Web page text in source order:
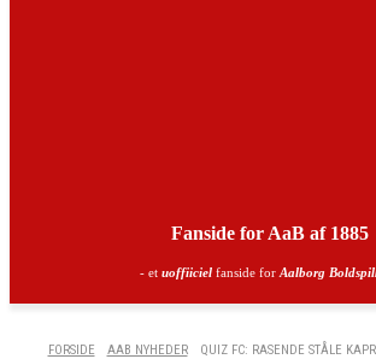
Fanside for AaB af 1885
- et uoffiiciel fanside for Aalborg
FORSIDE AAB NYHEDER QUIZ FC: RASENDE STÅLE